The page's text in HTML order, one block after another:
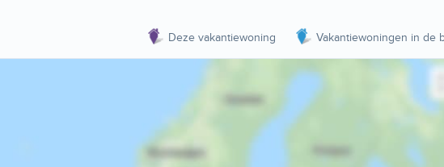
Deze vakantiewoning
Vakantiewoningen in de